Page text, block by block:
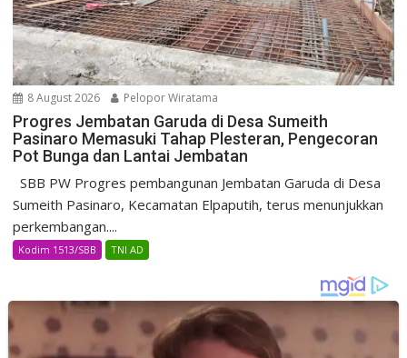
8 August 2026 Pelopor Wiratama
Progres Jembatan Garuda di Desa Sumeith
Pasinaro Memasuki Tahap Plesteran, Pengecoran
Pot Bunga dan Lantai Jembatan
SBB PW Progres pembangunan Jembatan Garuda di Desa
Sumeith Pasinaro, Kecamatan Elpaputih, terus menunjukkan
perkembangan....
Kodim 1513/SBB TNI AD